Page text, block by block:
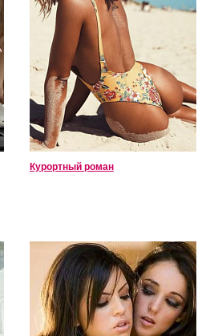
Курортный роман